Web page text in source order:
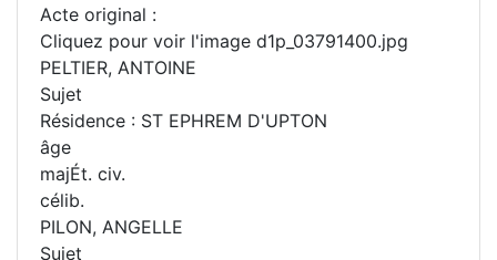
Acte original :
Cliquez pour voir l'image d1p_03791400.jpg
PELTIER, ANTOINE
Sujet
Résidence : ST EPHREM D'UPTON
âge
majÉt. civ.
célib.
PILON, ANGELLE
Sujet